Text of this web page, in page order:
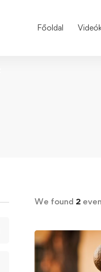
Főoldal
We found 2